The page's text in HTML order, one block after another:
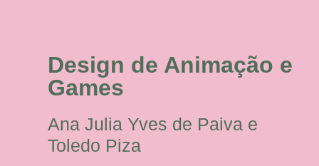
Design de Animação e
Games
Ana Julia Yves de Paiva e
Toledo Piza